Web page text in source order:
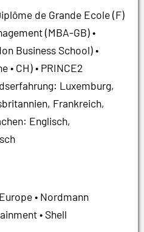
de Grande Ecole (F)
(MBA-GB) •
Business School) •
• CH) • PRINCE2
Luxemburg,
Frankreich,
Englisch,
• Nordmann
• Shell